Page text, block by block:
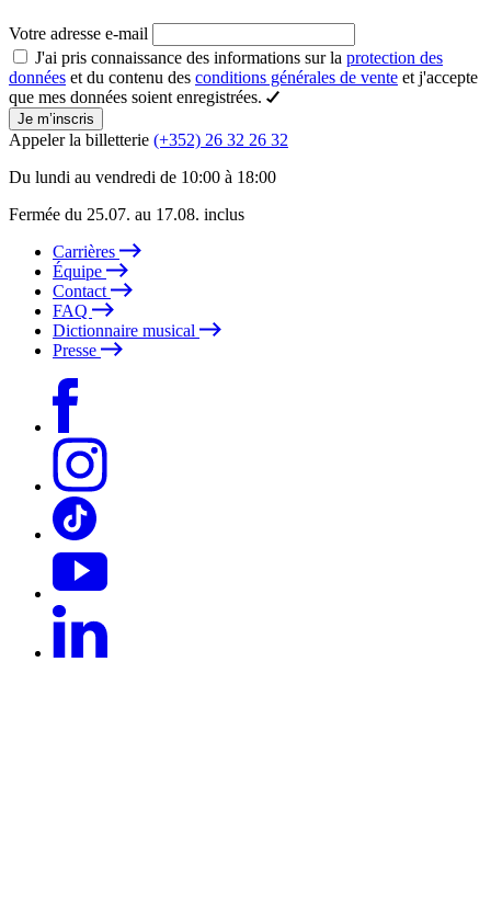
Votre adresse e-mail
J'ai pris connaissance des informations sur la protection des
données et du contenu des conditions générales de vente et j'accepte
que mes données soient enregistrées.
Je m’inscris
Appeler la billetterie (+352) 26 32 26 32
Du lundi au vendredi de 10:00 à 18:00
Fermée du 25.07. au 17.08. inclus
Carrières
Équipe
Contact
FAQ
Dictionnaire musical
Presse